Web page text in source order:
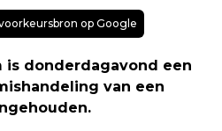
op Google
is donderdagavond een
van een